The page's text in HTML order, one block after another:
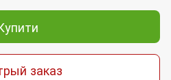
заказ